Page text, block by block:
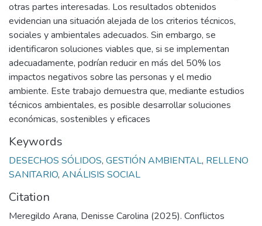
otras partes interesadas. Los resultados obtenidos
evidencian una situación alejada de los criterios técnicos,
sociales y ambientales adecuados. Sin embargo, se
identificaron soluciones viables que, si se implementan
adecuadamente, podrían reducir en más del 50% los
impactos negativos sobre las personas y el medio
ambiente. Este trabajo demuestra que, mediante estudios
técnicos ambientales, es posible desarrollar soluciones
económicas, sostenibles y eficaces
Keywords
DESECHOS SÓLIDOS, GESTIÓN AMBIENTAL, RELLENO
SANITARIO, ANÁLISIS SOCIAL
Citation
Meregildo Arana, Denisse Carolina (2025). Conflictos